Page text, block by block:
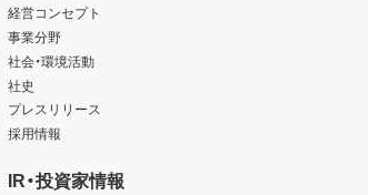
経営コンセプト
事業分野
社会・環境活動
社史
プレスリリース
採用情報
IR・投資家情報